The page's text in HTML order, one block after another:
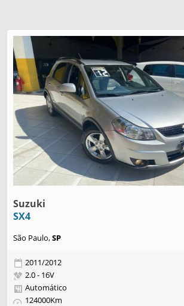
Suzuki
SX4
São Paulo,SP
2011/2012
2.0 - 16V
Automático
124000Km